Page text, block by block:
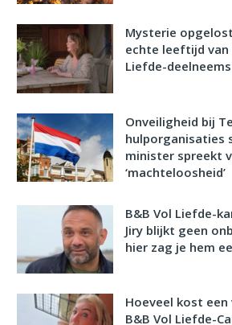
Mysterie
echte leeftijd van
Liefde-
Onveiligheid bij
hulporganisaties
minister spreekt
‘machteloosheid’
B&B Vol Liefde-
Jiry blijkt geen
hier zag je hem
Hoeveel kost
B&B Vol Liefde-